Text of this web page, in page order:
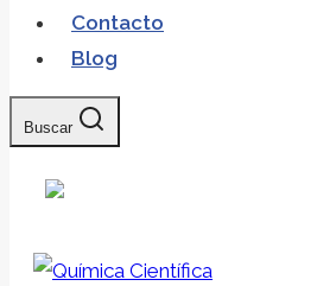
Contacto
Blog
Buscar